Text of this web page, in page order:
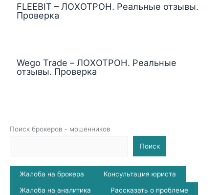
Поиск брокеров - мошенников
Поиск
Жалоба на брокера Консультация юриста
Жалоба на аналитика Рассказать о проблеме
FLEEBIT – ЛОХОТРОН. Реальные отзывы.
Проверка
Wego Trade – ЛОХОТРОН. Реальные
отзывы. Проверка